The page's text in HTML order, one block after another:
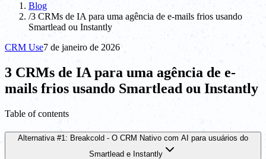
Blog
/3 CRMs de IA para uma agência de e-mails frios usando
Smartlead ou Instantly
CRM Use7 de janeiro de 2026
3 CRMs de IA para uma agência de e-
mails frios usando Smartlead ou Instantly
Table of contents
Alternativa #1: Breakcold - O CRM Nativo com AI para usuários do
Smartlead e Instantly